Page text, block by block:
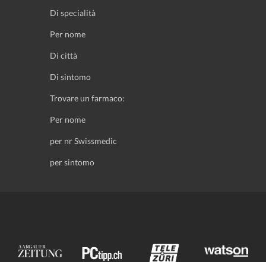
Di specialità
Per nome
Di città
Di sintomo
Trovare un farmaco:
Per nome
per nr Swissmedic
per sintomo